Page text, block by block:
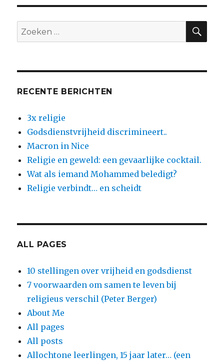
Zoeken
naar:
RECENTE BERICHTEN
3x religie
Godsdienstvrijheid discrimineert..
Macron in Nice
Religie en geweld: een gevaarlijke cocktail.
Wat als iemand Mohammed beledigt?
Religie verbindt… en scheidt
ALL PAGES
10 stellingen over vrijheid en godsdienst
7 voorwaarden om samen te leven bij
religieus verschil (Peter Berger)
About Me
All pages
All posts
Allochtone leerlingen, 15 jaar later… (een